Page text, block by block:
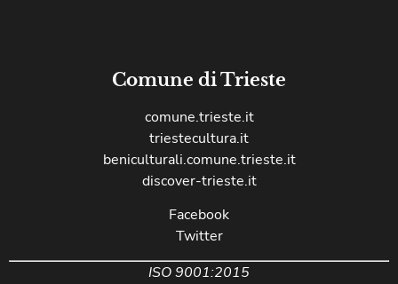
Comune di Trieste
comune.trieste.it
triestecultura.it
beniculturali.comune.trieste.it
discover-trieste.it
Facebook
Twitter
ISO 9001:2015